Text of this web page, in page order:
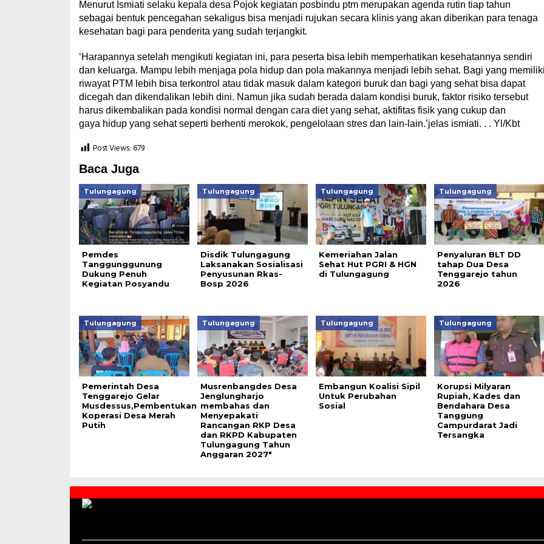
Menurut Ismiati selaku kepala desa Pojok kegiatan posbindu ptm merupakan agenda rutin tiap tahun
sebagai bentuk pencegahan sekaligus bisa menjadi rujukan secara klinis yang akan diberikan para tenaga
kesehatan bagi para penderita yang sudah terjangkit.
‘Harapannya setelah mengikuti kegiatan ini, para peserta bisa lebih memperhatikan kesehatannya sendiri
dan keluarga. Mampu lebih menjaga pola hidup dan pola makannya menjadi lebih sehat. Bagi yang
riwayat PTM lebih bisa terkontrol atau tidak masuk dalam kategori buruk dan bagi yang sehat bisa dapat
dicegah dan dikendalikan lebih dini. Namun jika sudah berada dalam kondisi buruk, faktor risiko tersebut
harus dikembalikan pada kondisi normal dengan cara diet yang sehat, aktifitas fisik yang cukup dan
gaya hidup yang sehat seperti berhenti merokok, pengelolaan stres dan lain-lain.’jelas ismiati. . . Yl/Kbt
Post Views:679
Baca Juga
Tulungagung
Pemdes
Tanggunggunung
Dukung Penuh
Kegiatan Posyandu
Tulungagung
Disdik Tulungagung
Laksanakan Sosialisasi
Penyusunan Rkas-
Bosp 2026
Tulungagung
Kemeriahan Jalan
Sehat Hut PGRI & HGN
di Tulungagung
Tulungagung
Penyaluran BLT DD
tahap Dua Desa
Tenggarejo tahun
2026
Tulungagung
Pemerintah Desa
Tenggarejo Gelar
Musdessus,Pembentukan
Koperasi Desa Merah
Putih
Tulungagung
Musrenbangdes Desa
Jenglungharjo
membahas dan
Menyepakati
Rancangan RKP Desa
dan RKPD Kabupaten
Tulungagung Tahun
Anggaran 2027″
Tulungagung
Embangun Koalisi Sipil
Untuk Perubahan
Sosial
Tulungagung
Korupsi Milyaran
Rupiah, Kades dan
Bendahara Desa
Tanggung
Campurdarat Jadi
Tersangka